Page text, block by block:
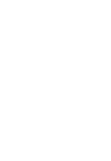
Asimismo,
relacionada
«En 2018
casos, con